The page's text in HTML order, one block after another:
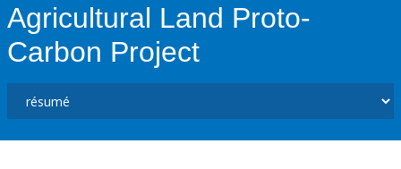
Agricultural Land Proto-
Carbon Project